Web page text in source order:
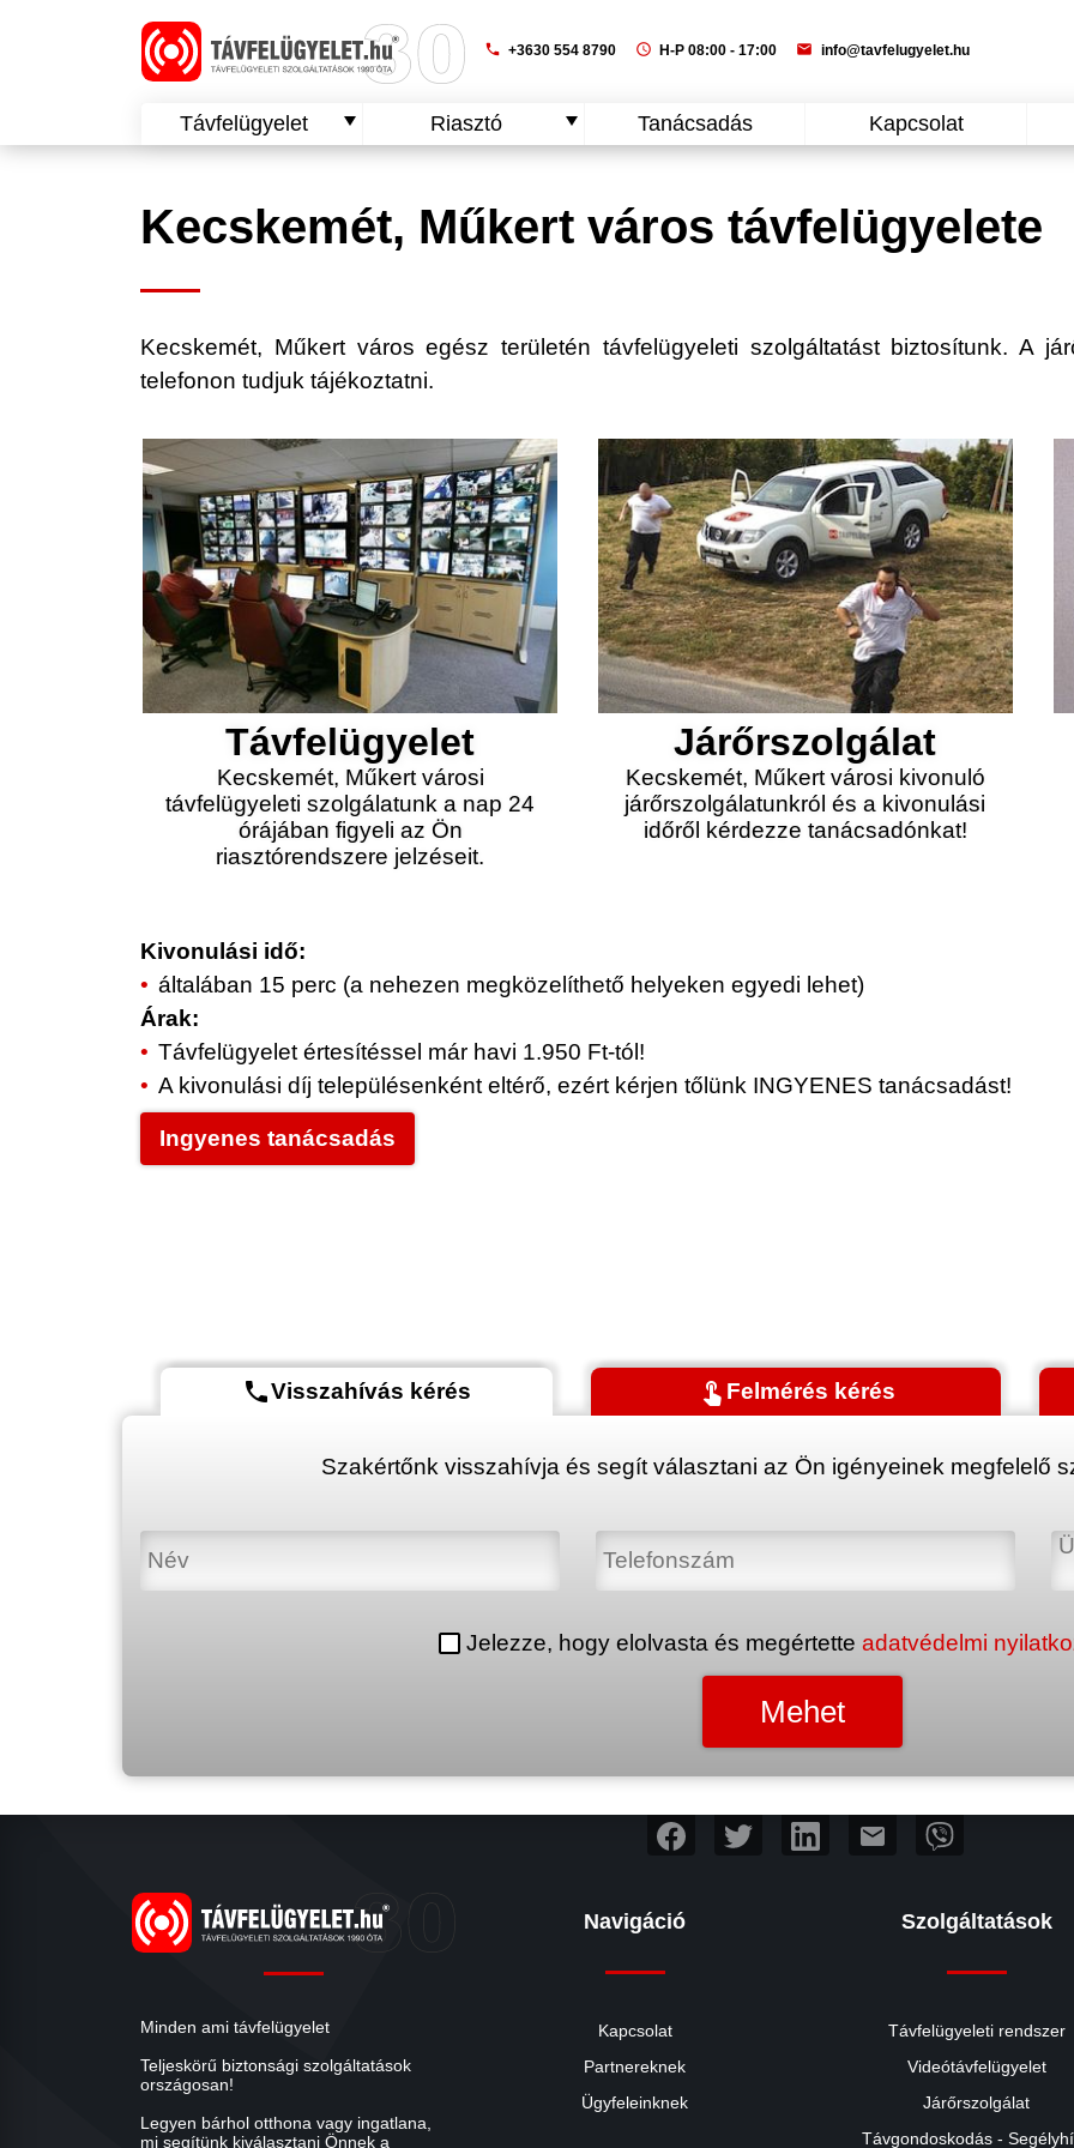
phone +3630 554 8790 schedule H-P 08:00 - 17:00 mail info@tavfelugyelet.hu
Távfelügyelet Riasztó Tanácsadás Kapcsolat
Kecskemét, Műkert város távfelügyelete
Kecskemét, Műkert város egész területén távfelügyeleti szolgáltatást biztosítunk. A
telefonon tudjuk tájékoztatni.
Távfelügyelet
Kecskemét, Műkert városi
távfelügyeleti szolgálatunk a nap 24
órájában figyeli az Ön
riasztórendszere jelzéseit.
Járőrszolgálat
Kecskemét, Műkert városi kivonuló
járőrszolgálatunkról és a kivonulási
időről kérdezze tanácsadónkat!
Kivonulási idő:
általában 15 perc (a nehezen megközelíthető helyeken egyedi lehet)
Árak:
Távfelügyelet értesítéssel már havi 1.950 Ft-tól!
A kivonulási díj településenként eltérő, ezért kérjen tőlünk INGYENES tanácsadást!
Ingyenes tanácsadás
phoneVisszahívás kérés touch_app Felmérés kérés
Szakértőnk visszahívja és segít választani az Ön igényeinek megfelelő
Jelezze, hogy elolvasta és megértette adatvédelmi
mail
Minden ami távfelügyelet
Teljeskörű biztonsági szolgáltatások
országosan!
Legyen bárhol otthona vagy ingatlana,
mi segítünk kiválasztani Önnek a
Navigáció
Kapcsolat
Partnereknek
Ügyfeleinknek
Szolgáltatások
Távfelügyeleti rendszer
Videótávfelügyelet
Járőrszolgálat
Távgondoskodás -